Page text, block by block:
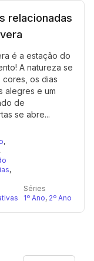
relacionadas
é a estação do
A natureza se
os dias
alegres e um
de
se abre...
,
,
,
Séries
1º Ano, 2º Ano